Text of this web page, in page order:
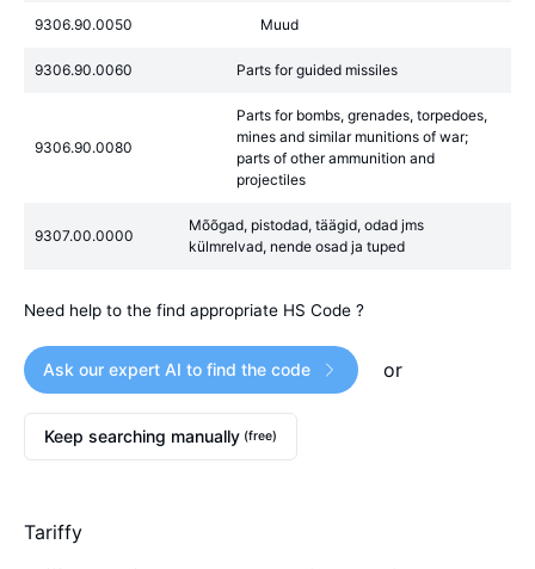
9306.90.0050 Muud
9306.90.0060 Parts for guided missiles
9306.90.0080
Parts for bombs, grenades, torpedoes,
mines and similar munitions of war;
parts of other ammunition and
projectiles
9307.00.0000
Mõõgad, pistodad, täägid, odad jms
külmrelvad, nende osad ja tuped
Need help to the find appropriate HS Code ?
Ask our expert AI to find the code or
Keep searching manually (free)
Tariffy